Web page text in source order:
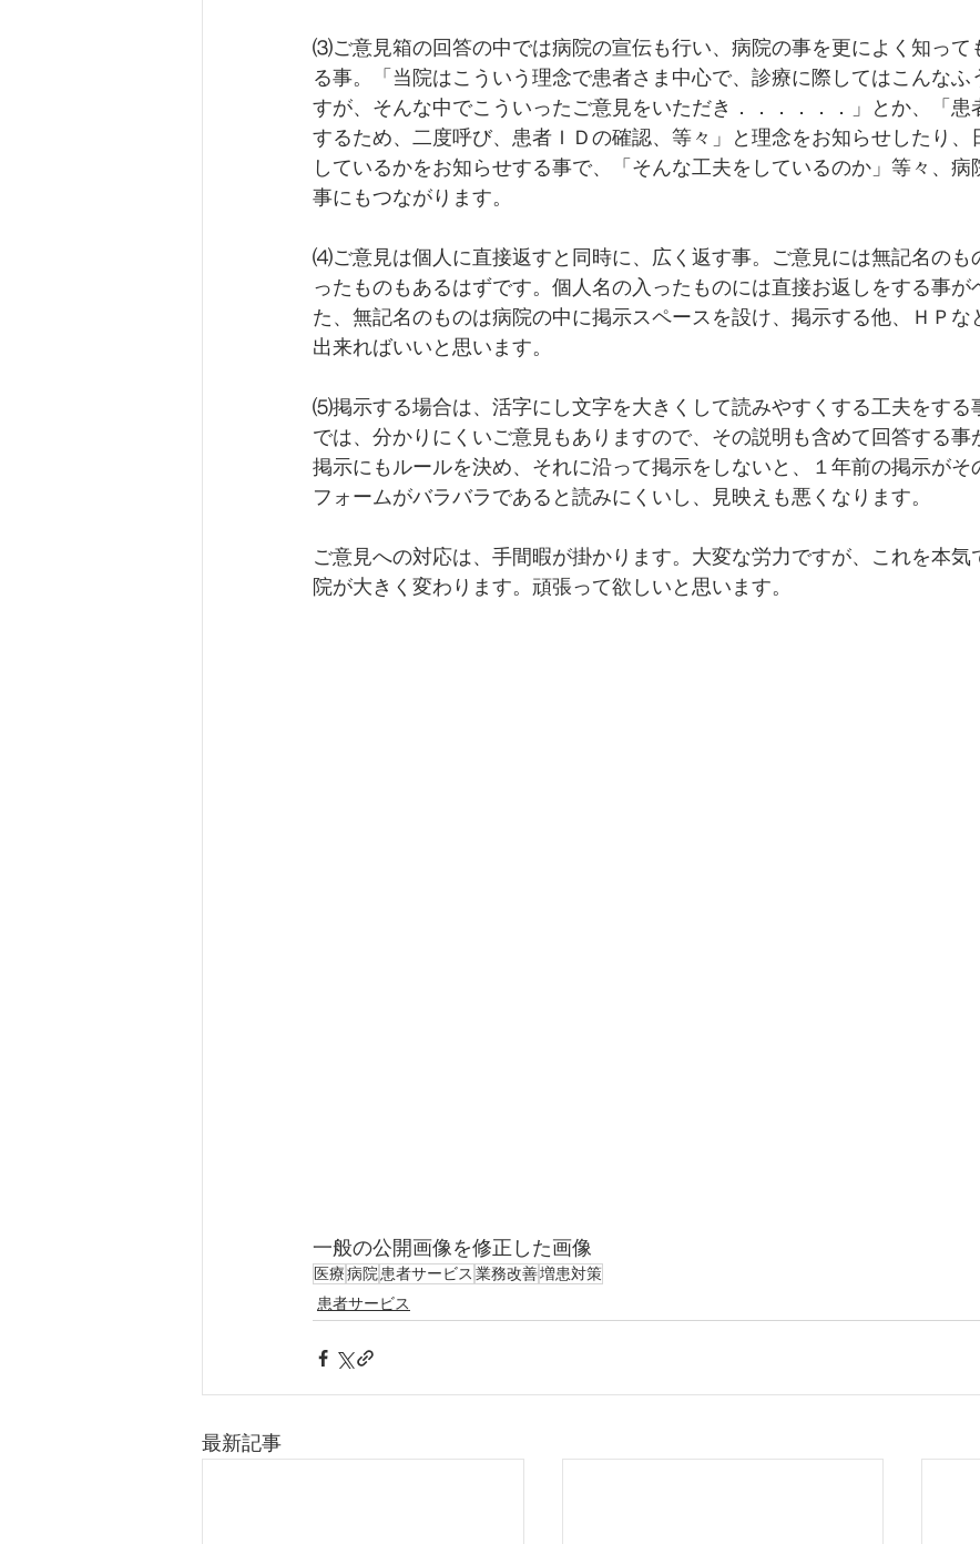
⑶ご意見箱の回答の中では病院の宣伝も行い、病院の事を更によく知って
る事。「当院はこういう理念で患者さま中心で、診療に際してはこんなふ
すが、そんな中でこういったご意見をいただき．．．．．．」とか、「患
するため、二度呼び、患者ＩＤの確認、等々」と理念をお知らせしたり、
しているかをお知らせする事で、「そんな工夫をしているのか」等々、病
事にもつながります。
⑷ご意見は個人に直接返すと同時に、広く返す事。ご意見には無記名のも
ったものもあるはずです。個人名の入ったものには直接お返しをする事が
た、無記名のものは病院の中に掲示スペースを設け、掲示する他、ＨＰな
出来ればいいと思います。
⑸掲示する場合は、活字にし文字を大きくして読みやすくする工夫をする
では、分かりにくいご意見もありますので、その説明も含めて回答する事
掲示にもルールを決め、それに沿って掲示をしないと、１年前の掲示がそ
フォームがバラバラであると読みにくいし、見映えも悪くなります。
ご意見への対応は、手間暇が掛かります。大変な労力ですが、これを本気
院が大きく変わります。頑張って欲しいと思います。
一般の公開画像を修正した画像
医療病院患者サービス 業務改善増患対策
患者サービス
最新記事